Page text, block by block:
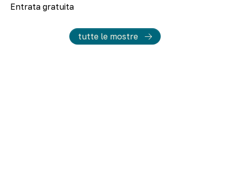
Entrata gratuita
tutte le mostre